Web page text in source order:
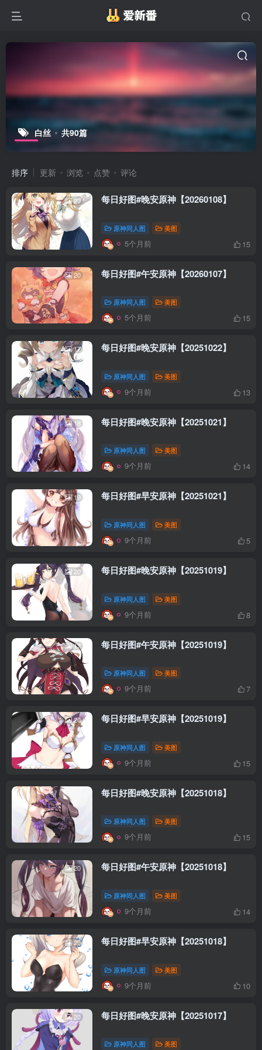
白丝 共90篇
排序 更新 浏览 点赞 评论
20 每日好图#晚安原神【20260108】
原神同人图 美图
5个月前 15
20 每日好图#午安原神【20260107】
原神同人图 美图
5个月前 15
17 每日好图#晚安原神【20251022】
原神同人图 美图
9个月前 13
18 每日好图#晚安原神【20251021】
原神同人图 美图
9个月前 14
19 每日好图#早安原神【20251021】
原神同人图 美图
9个月前 5
20 每日好图#晚安原神【20251019】
原神同人图 美图
9个月前 8
17 每日好图#午安原神【20251019】
原神同人图 美图
9个月前 7
20 每日好图#早安原神【20251019】
原神同人图 美图
9个月前 15
每日好图#晚安原神【20251018】
原神同人图 美图
9个月前 15
20 每日好图#午安原神【20251018】
原神同人图 美图
9个月前 14
20 每日好图#早安原神【20251018】
原神同人图 美图
9个月前 10
20 每日好图#晚安原神【20251017】
原神同人图 美图